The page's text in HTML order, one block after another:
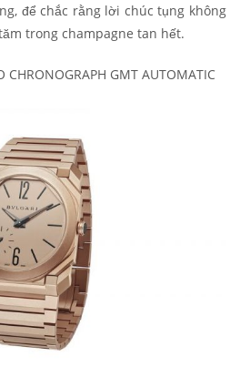
để chắc rằng lời chúc tụng không
trong champagne tan hết.
CHRONOGRAPH GMT AUTOMATIC